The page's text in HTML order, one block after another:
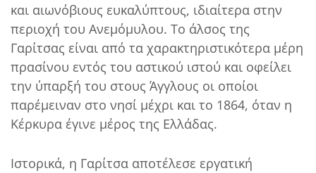
και αιωνόβιους ευκαλύπτους, ιδιαίτερα στην
περιοχή του Ανεμόμυλου. Το άλσος της
Γαρίτσας είναι από τα χαρακτηριστικότερα μέρη
πρασίνου εντός του αστικού ιστού και οφείλει
την ύπαρξή του στους Άγγλους οι οποίοι
παρέμειναν στο νησί μέχρι και το 1864, όταν η
Κέρκυρα έγινε μέρος της Ελλάδας.
Ιστορικά, η Γαρίτσα αποτέλεσε εργατική